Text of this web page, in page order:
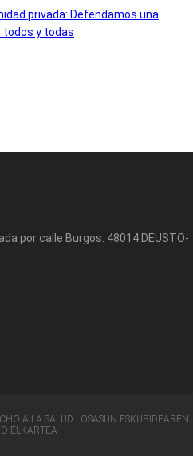
privada: Defendamos una
todos y todas
por calle Burgos. 48014 DEUSTO-
A LA SALUD · OSASUN ESKUBIDEAREN
ELKARTEA